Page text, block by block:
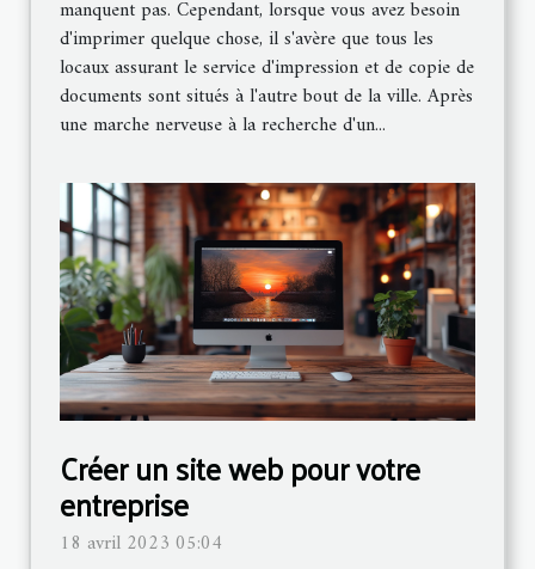
manquent pas. Cependant, lorsque vous avez besoin
d'imprimer quelque chose, il s'avère que tous les
locaux assurant le service d'impression et de copie de
documents sont situés à l'autre bout de la ville. Après
une marche nerveuse à la recherche d'un...
Créer un site web pour votre
entreprise
18 avril 2023 05:04